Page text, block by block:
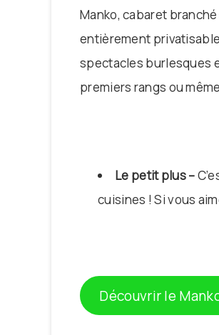
Manko, cabaret
entièrement
spectacles burlesques
premiers rangs ou
Le petit plus –
cuisines ! Si vous
Découvrir le